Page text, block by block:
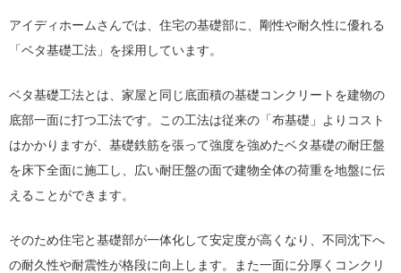
アイディホームさんでは、住宅の基礎部に、剛性や耐久性に優れる
「ベタ基礎工法」を採用しています。
ベタ基礎工法とは、家屋と同じ底面積の基礎コンクリートを建物の
底部一面に打つ工法です。この工法は従来の「布基礎」よりコスト
はかかりますが、基礎鉄筋を張って強度を強めたベタ基礎の耐圧盤
を床下全面に施工し、広い耐圧盤の面で建物全体の荷重を地盤に伝
えることができます。
そのため住宅と基礎部が一体化して安定度が高くなり、不同沈下へ
の耐久性や耐震性が格段に向上します。また一面に分厚くコンクリ